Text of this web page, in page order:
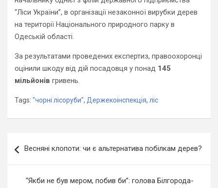
“Ліси України”, в організації незаконної вирубки дерев
на території Національного природного парку в
Одеській області.
За результатами проведених експертиз, правоохоронці
оцінили шкоду від дій посадовця у понад 145
мільйонів гривень.
Tags: "чорні лісоруби", Держекоінспекція, ліс
записів
Весняні клопоти: чи є альтернатива побілкам дерев?
“Якби не був мером, побив би”: голова Білгорода-